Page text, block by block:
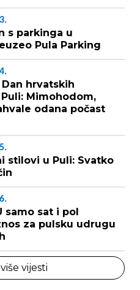
3.
s parkinga u
Pula Parking
4.
hrvatskih
Mimohodom,
odana počast
5.
stilovi u Puli: Svatko
6.
samo sat i pol
za pulsku udrugu
vijesti